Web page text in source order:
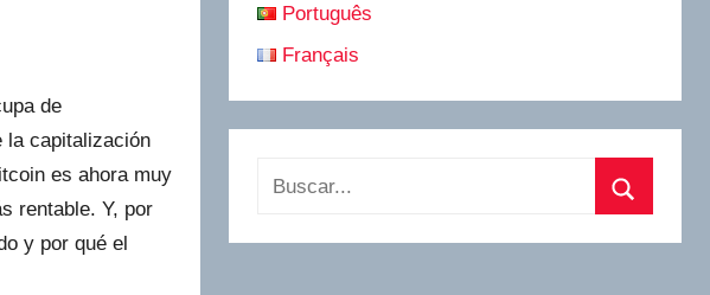
de
la capitalización
es ahora muy
rentable. Y, por
y por qué el
Português
Français